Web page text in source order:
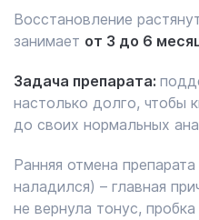
Восстановление
занимает от 3 до 6
Задача препарата:
настолько долго, чтобы
до своих нормальных
Ранняя отмена
наладился) – главная
не вернула тонус,